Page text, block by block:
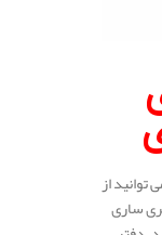
از
ساری